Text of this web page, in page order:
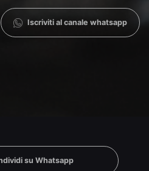
Iscriviti al canale whatsapp
su Whatsapp